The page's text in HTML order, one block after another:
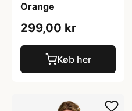
Orange
299,00 kr
Køb her